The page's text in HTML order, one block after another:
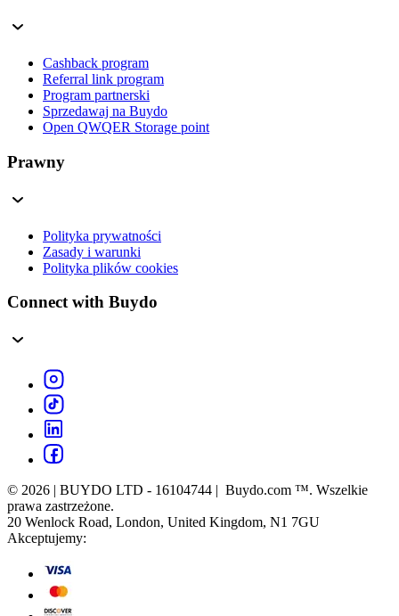
Cashback program
Referral link program
Program partnerski
Sprzedawaj na Buydo
Open QWQER Storage point
Prawny
Polityka prywatności
Zasady i warunki
Polityka plików cookies
Connect with Buydo
© 2026 | BUYDO LTD - 16104744 | Buydo.com ™. Wszelkie
prawa zastrzeżone.
20 Wenlock Road, London, United Kingdom, N1 7GU
Akceptujemy: